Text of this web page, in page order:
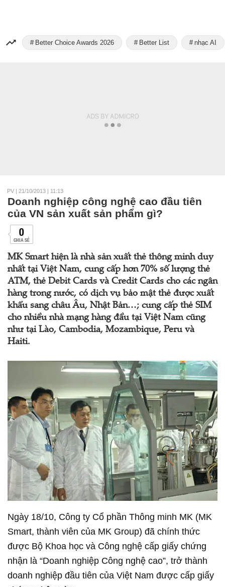
Better Choice Awards 2026 Better List nhạc AI
PV | 21/10/2013 | 11:13
Doanh nghiệp công nghệ cao đầu tiên
của VN sản xuất sản phẩm gì?
0
CHIA SẺ
MK Smart hiện là nhà sản xuất thẻ thông minh duy
nhất tại Việt Nam, cung cấp hơn 70% số lượng thẻ
ATM, thẻ Debit Cards và Credit Cards cho các ngân
hàng trong nước, có dịch vụ bảo mật thẻ được xuất
khẩu sang châu Âu, Nhật Bản…; cung cấp thẻ SIM
cho nhiều nhà mạng hàng đầu tại Việt Nam cũng
như tại Lào, Cambodia, Mozambique, Peru và
Haiti.
Ngày 18/10, Công ty Cổ phần Thông minh MK (MK
Smart, thành viên của MK Group) đã chính thức
được Bộ Khoa học và Công nghệ cấp giấy chứng
nhận là “Doanh nghiệp Công nghệ cao”, trở thành
doanh nghiệp đầu tiên của Việt Nam được cấp giấy